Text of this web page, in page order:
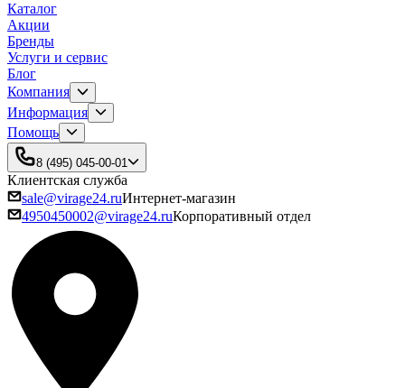
Каталог
Акции
Бренды
Услуги и сервис
Блог
Компания
Информация
Помощь
8 (495) 045-00-01
Клиентская служба
sale@virage24.ruИнтернет-магазин
4950450002@virage24.ruКорпоративный отдел